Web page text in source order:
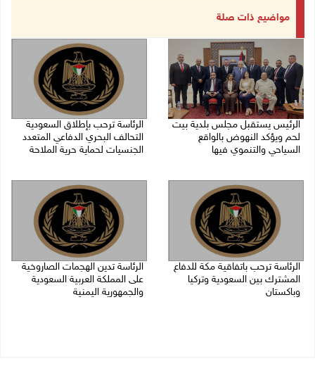
مواضيع ذات صلة
الرئيس يستقبل مجلس بلدية بيت
لحم ويؤكد النهوض بالواقع
السياحي والتنموي فيها
الرئاسة ترحب بإطلاق السعودية
التحالف البحري الدفاعي المتعدد
الجنسيات لحماية حرية الملاحة
الرئاسة ترحب باتفاقية مكة للدفاع
المشترك بين السعودية وتركيا
وباكستان
الرئاسة تدين الهجمات الصاروخية
على المملكة العربية السعودية
والجمهورية اليمنية